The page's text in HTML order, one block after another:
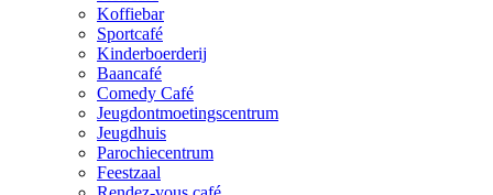
Koffiebar
Sportcafé
Kinderboerderij
Baancafé
Comedy Café
Jeugdontmoetingscentrum
Jeugdhuis
Parochiecentrum
Feestzaal